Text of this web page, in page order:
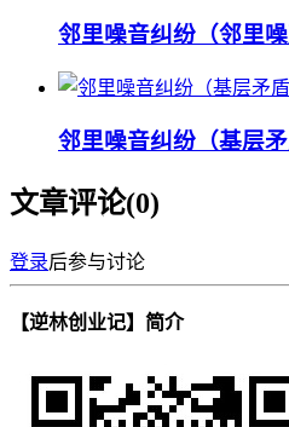
邻里噪音纠纷（邻里噪
邻里噪音纠纷（基层矛
文章评论(0)
登录后参与讨论
【逆林创业记】简介